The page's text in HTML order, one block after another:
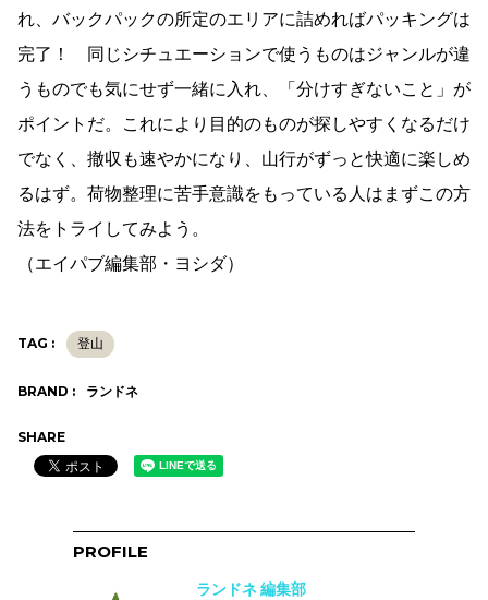
れ、バックパックの所定のエリアに詰めればパッキングは
完了！ 同じシチュエーションで使うものはジャンルが違
うものでも気にせず一緒に入れ、「分けすぎないこと」が
ポイントだ。これにより目的のものが探しやすくなるだけ
でなく、撤収も速やかになり、山行がずっと快適に楽しめ
るはず。荷物整理に苦手意識をもっている人はまずこの方
法をトライしてみよう。
（エイパブ編集部・ヨシダ）
TAG : 登山
BRAND : ランドネ
SHARE
PROFILE
ランドネ 編集部